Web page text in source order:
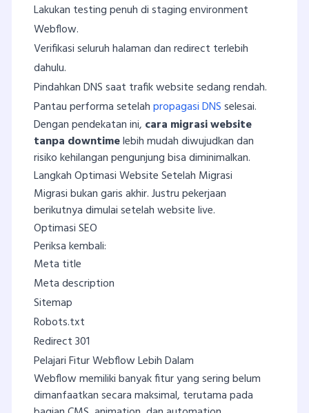
Lakukan testing penuh di staging environment
Webflow.
Verifikasi seluruh halaman dan redirect terlebih
dahulu.
Pindahkan DNS saat trafik website sedang rendah.
Pantau performa setelahpropagasi DNSselesai.
Dengan pendekatan ini, cara migrasi website
tanpa downtimelebih mudah diwujudkan dan
risiko kehilangan pengunjung bisa diminimalkan.
Langkah Optimasi Website Setelah Migrasi
Migrasi bukan garis akhir. Justru pekerjaan
berikutnya dimulai setelah website live.
Optimasi SEO
Periksa kembali:
Meta title
Meta description
Sitemap
Robots.txt
Redirect 301
Pelajari Fitur Webflow Lebih Dalam
Webflow memiliki banyak fitur yang sering belum
dimanfaatkan secara maksimal, terutama pada